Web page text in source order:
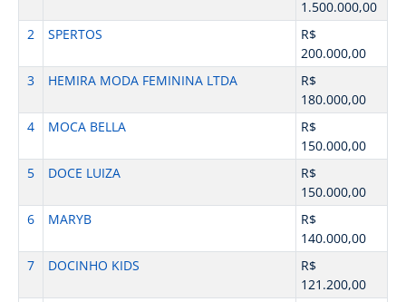
1.500.000,00
2
SPERTOS
R$
200.000,00
3
HEMIRA MODA FEMININA LTDA
R$
180.000,00
4
MOCA BELLA
R$
150.000,00
5
DOCE LUIZA
R$
150.000,00
6
MARYB
R$
140.000,00
7
DOCINHO KIDS
R$
121.200,00